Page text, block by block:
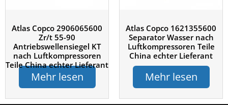
Atlas Copco 2906065600
Zr/t 55-90
Antriebswellensiegel KT
nach Luftkompressoren
Teile China echter Lieferant
Mehr lesen
Atlas Copco 1621355600
Separator Wasser nach
Luftkompressoren Teile
China echter Lieferant
Mehr lesen